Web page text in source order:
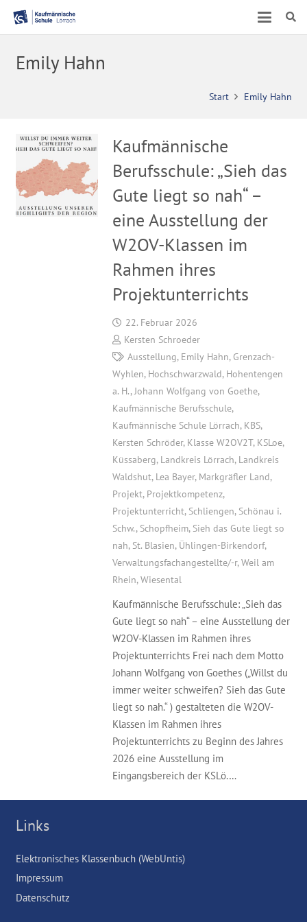
Emily Hahn
Start Emily Hahn
Kaufmännische
Berufsschule: „Sieh das
Gute liegt so nah“ –
eine Ausstellung der
W2OV-Klassen im
Rahmen ihres
Projektunterrichts
22. Februar 2026
Kersten Schroeder
Ausstellung, Emily Hahn, Grenzach-
Wyhlen, Hochschwarzwald, Hohentengen
a. H., Johann Wolfgang von Goethe,
Kaufmännische Berufsschule,
Kaufmännische Schule Lörrach, KBS,
Kersten Schröder, Klasse W2OV2T, KSLoe,
Küssaberg, Landkreis Lörrach, Landkreis
Waldshut, Lea Bayer, Markgräfler Land,
Projekt, Projektkompetenz,
Projektunterricht, Schliengen, Schönau i.
Schw., Schopfheim, Sieh das Gute liegt so
nah, St. Blasien, Ühlingen-Birkendorf,
Verwaltungsfachangestellte/-r, Weil am
Rhein, Wiesental
Kaufmännische Berufsschule: „Sieh das
Gute liegt so nah“ – eine Ausstellung der
W2OV-Klassen im Rahmen ihres
Projektunterrichts Frei nach dem Motto
Johann Wolfgang von Goethes („Willst du
immer weiter schweifen? Sieh das Gute
liegt so nah.“ ) gestalteten die W2OV-
Klassen im Rahmen ihres
Projektunterrichts zu Beginn des Jahres
2026 eine Ausstellung im
Eingangsbereich der KSLö.…
Links
Elektronisches Klassenbuch (WebUntis)
Impressum
Datenschutz